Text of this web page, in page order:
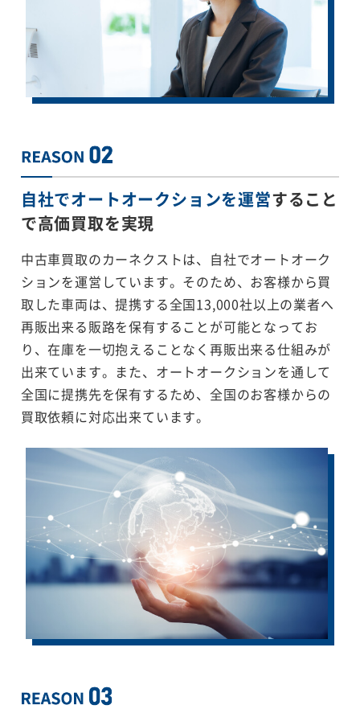
自社でオートオークションを運営すること
で高価買取を実現
中古車買取のカーネクストは、自社でオートオーク
ションを運営しています。そのため、お客様から買
取した車両は、提携する全国13,000社以上の業者へ
再販出来る販路を保有することが可能となってお
り、在庫を一切抱えることなく再販出来る仕組みが
出来ています。また、オートオークションを通して
全国に提携先を保有するため、全国のお客様からの
買取依頼に対応出来ています。